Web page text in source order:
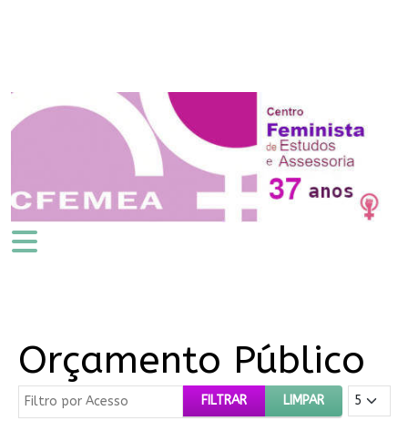
Orçamento Público
Filtro por Acesso FILTRAR LIMPAR Mostrar #